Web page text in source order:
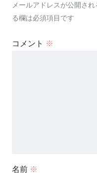
メールアドレスが公開され
る欄は必須項目です
コメント ※
名前 ※